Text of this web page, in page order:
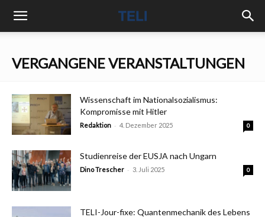
VERGANGENE VERANSTALTUNGEN
Wissenschaft im Nationalsozialismus:
Kompromisse mit Hitler
Redaktion - 4. Dezember 2025 0
Studienreise der EUSJA nach Ungarn
Dino Trescher - 3. Juli 2025 0
TELI-Jour-fixe: Quantenmechanik des Lebens